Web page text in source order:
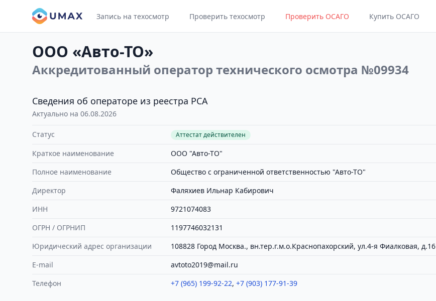
Запись на техосмотр Проверить техосмотр Проверить ОСАГО Купить ОСАГО
ООО «Авто-ТО»
Аккредитованный оператор технического осмотра №09934
Сведения об операторе из реестра РСА
Актуально на 06.08.2026
Статус Аттестат действителен
Краткое наименование
ООО "Авто-ТО"
Полное наименование
Общество с ограниченной ответственностью "Авто-ТО"
Директор
Фаляхиев Ильнар Кабирович
ИНН
9721074083
ОГРН / ОГРНИП
1197746032131
Юридический адрес организации
108828 Город Москва., вн.тер.г.м.о.Краснопахорский, ул.4-я Фиалковая, д.16
E-mail
avtoto2019@mail.ru
Телефон
+7 (965) 199-92-22, +7 (903) 177-91-39